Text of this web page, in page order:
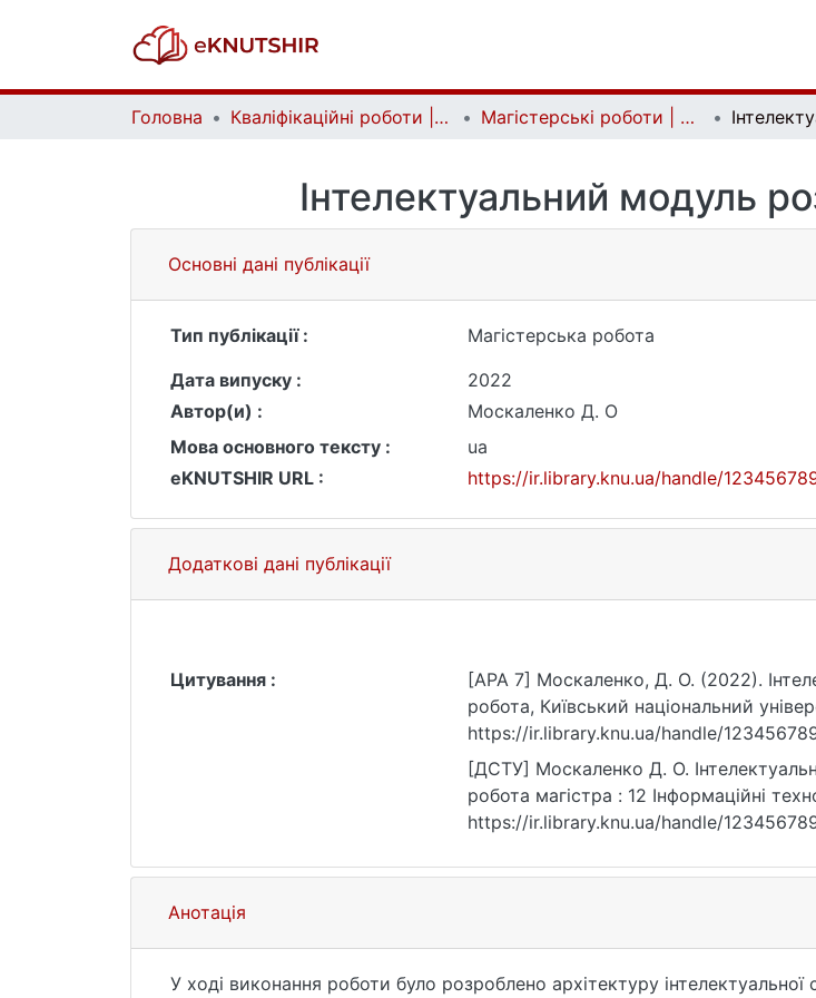
Головна Кваліфікаційні роботи | Qualifying works Магістерські роботи | Master's theses
Інтелектуальний модуль
Основні дані публікації
Тип публікації :
Магістерська робота
Дата випуску :
2022
Автор(и) :
Москаленко Д. О
Мова основного тексту :
ua
eKNUTSHIR URL :
https://ir.library.knu.ua/handle/
Додаткові дані публікації
Цитування :
[APA 7] Москаленко, Д. О. (2022).
робота, Київський національний
https://ir.library.knu.ua/handle/
[ДСТУ] Москаленко Д. О.
робота магістра : 12 Інформаційні
https://ir.library.knu.ua/handle/
Анотація
У ході виконання роботи було розроблено архітектуру